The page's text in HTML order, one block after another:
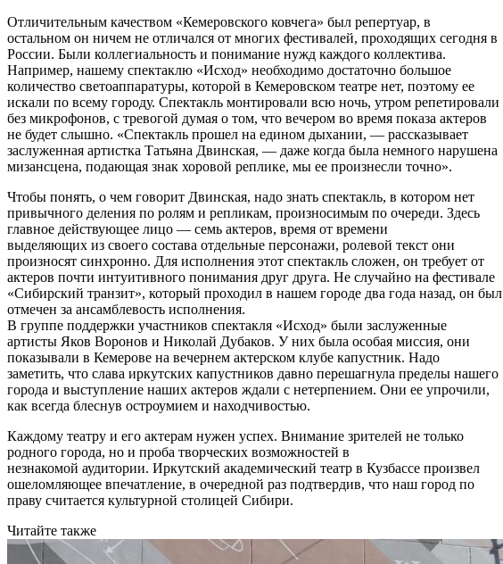
Отличительным качеством «Кемеровского ковчега» был репертуар, в
остальном он ничем не отличался от многих фестивалей, проходящих сегодня в
России. Были коллегиальность и понимание нужд каждого коллектива.
Например, нашему спектаклю «Исход» необходимо достаточно большое
количество светоаппаратуры, которой в Кемеровском театре нет, поэтому ее
искали по всему городу. Спектакль монтировали всю ночь, утром репетировали
без микрофонов, с тревогой думая о том, что вечером во время показа актеров
не будет слышно. «Спектакль прошел на едином дыхании, — рассказывает
заслуженная артистка Татьяна Двинская, — даже когда была немного нарушена
мизансцена, подающая знак хоровой реплике, мы ее произнесли точно».
Чтобы понять, о чем говорит Двинская, надо знать спектакль, в котором нет
привычного деления по ролям и репликам, произносимым по очереди. Здесь
главное действующее лицо — семь актеров, время от времени
выделяющих из своего состава отдельные персонажи, ролевой текст они
произносят синхронно. Для исполнения этот спектакль сложен, он требует от
актеров почти интуитивного понимания друг друга. Не случайно на фестивале
«Сибирский транзит», который проходил в нашем городе два года назад, он был
отмечен за ансамблевость исполнения.
В группе поддержки участников спектакля «Исход» были заслуженные
артисты Яков Воронов и Николай Дубаков. У них была особая миссия, они
показывали в Кемерове на вечернем актерском клубе капустник. Надо
заметить, что слава иркутских капустников давно перешагнула пределы нашего
города и выступление наших актеров ждали с нетерпением. Они ее упрочили,
как всегда блеснув остроумием и находчивостью.
Каждому театру и его актерам нужен успех. Внимание зрителей не только
родного города, но и проба творческих возможностей в
незнакомой аудитории. Иркутский академический театр в Кузбассе произвел
ошеломляющее впечатление, в очередной раз подтвердив, что наш город по
праву считается культурной столицей Сибири.
Читайте также